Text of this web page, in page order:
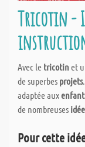
Tricotin -
Avec le tricotinet
de superbes projets
adaptée aux
de nombreuses
Pour cette